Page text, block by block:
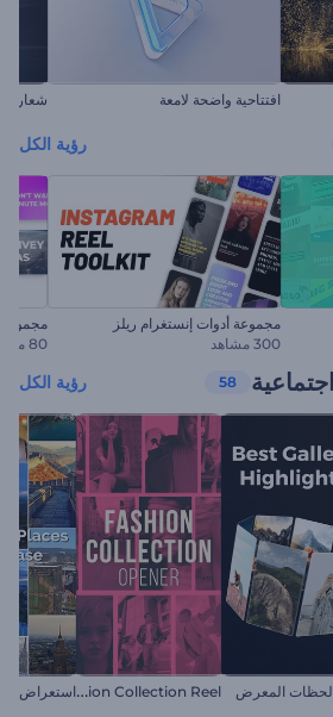
افتتاحية واضحة لامعة شعار
رؤية الكل
مجموعة أدوات إنستغرام ريلز
300 مشاهد
مجموعة
80 مشاهد
58 رؤية الكل
لحظات المعرض F
ashion Collection Reel